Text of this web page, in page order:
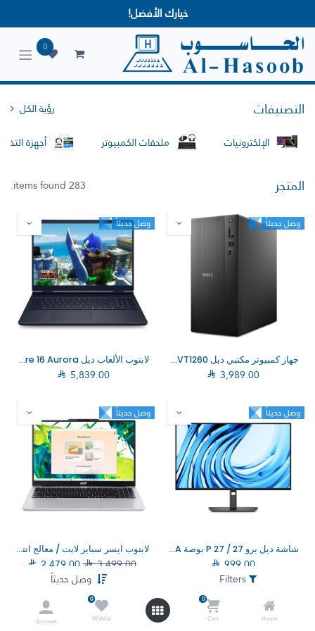
Filters وصل حديثاً
Home
0
Cart
0
Wishlist
Account
خيارك الأفضل!
0
التصنيفات
رؤية الكل
الإلكترونيات
ملحقات الكمبيوتر أجهزة
المتجر 283 items found.
وصل حديثاً
جهاز كمبيوتر مكتبي ديل QVT1260 / معالج انتل كور i7-14700 / ذاكرة وصول عشوائي 16 جيجابايت / قرص صلب SSD بسعة 512 جيجابايت / نظام تشغيل دوس (بدون نظام ويندوز)
 3,989.00
وصل حديثاً
لابتوب الألعاب ديل Alienware 16 Aurora / معالج انتل كور 7-240H / كارت شاشة RTX 4050 6G / ذاكرة 16 جيجابايت / قرص SSD بسعة 1 تيرابايت / نظام التشغيل ويندوز 11 هوم (AC16250_007–RTX4050)
 5,839.00
وصل حديثاً
شاشة ديل برو P 27 / 27 بوصة FHD / 16:9 VA / رمادي داكن (DELL–P2726H)
 999.00
وصل حديثاً
لابتوب ايسر سباير لايت / معالج انتل كور 5-120U / ذاكرة 16 جيجابايت / سعة تخزين 512 جيجابايت / نظام التشغيل دوس (NX.DGCEM.003)
 2,479.003,499.00
وصل حديثاً وصل حديثاً